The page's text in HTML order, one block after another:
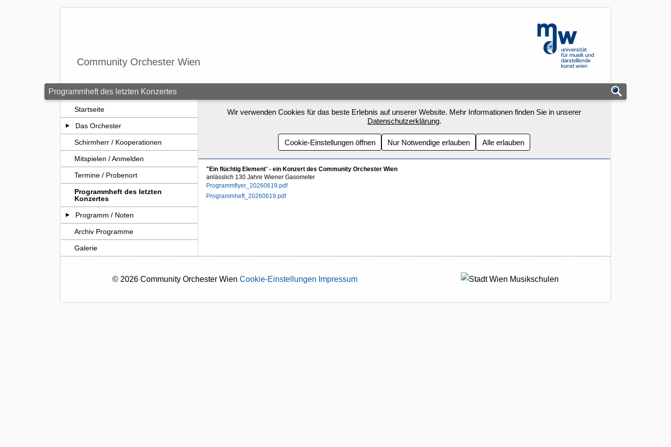
Community Orchester Wien
mdw - Homepage
Programmheft des letzten Konzertes
Startseite
Das Orchester
Schirmherr / Kooperationen
Mitspielen / Anmelden
Termine / Probenort
Programmheft des letzten
Konzertes
Programm / Noten
Archiv Programme
Galerie
Wir verwenden Cookies für das beste Erlebnis auf unserer Website. Mehr Informationen finden Sie in unserer
Datenschutzerklärung.
Cookie-Einstellungen öffnen Nur Notwendige erlauben Alle erlauben
"Ein flüchtig Element" - ein Konzert des Community Orchester Wien
anlässlich 130 Jahre Wiener Gasometer
Programmflyer_20260619.pdf
Programmheft_20260619.pdf
© 2026 Community Orchester WienCookie-Einstellungen Impressum